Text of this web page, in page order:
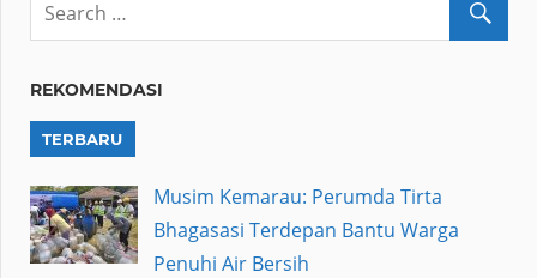
REKOMENDASI
TERBARU
Musim Kemarau: Perumda Tirta
Bhagasasi Terdepan Bantu Warga
Penuhi Air Bersih